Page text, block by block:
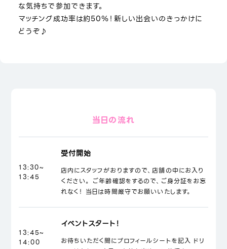
な気持ちで参加できます。
マッチング成功率は約50％！新しい出会いのきっかけに
どうぞ♪
当日の流れ
13:30~
13:45
受付開始
店内にスタッフがおりますので、店舗の中にお入り
ください。 ご年齢確認をするので、ご身分証をお忘
れなく！ 当日は時間厳守でお願いいたします。
13:45~
14:00
イベントスタート！
お待ちいただく間にプロフィールシートを記入 ドリ